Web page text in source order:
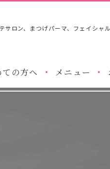
サロン、まつげパーマ、フェイシャル
の方へ メニュー